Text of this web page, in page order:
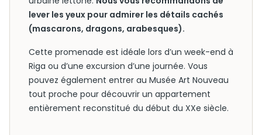
lever les yeux pour admirer les détails cachés
(mascarons, dragons, arabesques).
Cette promenade est idéale lors d’un week-end à
Riga ou d’une excursion d’une journée. Vous
pouvez également entrer au Musée Art Nouveau
tout proche pour découvrir un appartement
entièrement reconstitué du début du XXe siècle.